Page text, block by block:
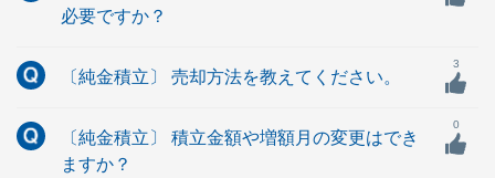
必要ですか？
〔純金積立〕 売却方法を教えてください。
3
〔純金積立〕 積立金額や増額月の変更はでき
ますか？
0